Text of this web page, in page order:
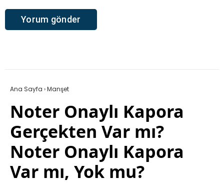
Ana Sayfa ›Manşet
Noter Onaylı Kapora
Gerçekten Var mı?
Noter Onaylı Kapora
Var mı, Yok mu?